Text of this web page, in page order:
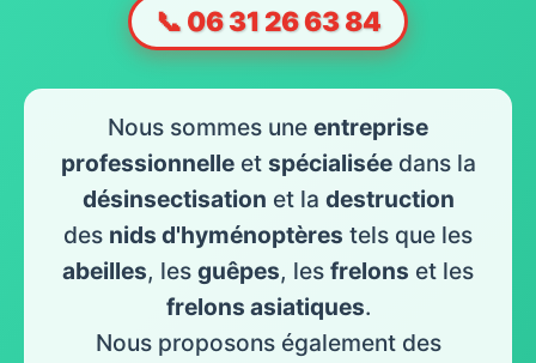
📞 06 31 26 63 84
Nous sommes une entreprise
professionnelle et spécialisée dans la
désinsectisation et la destruction
des nids d'hyménoptères tels que les
abeilles, les guêpes, les frelons et les
frelons asiatiques.
Nous proposons également des